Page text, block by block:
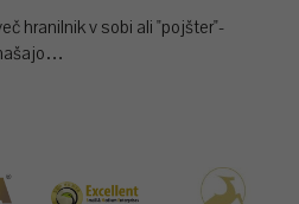
hranilnik v sobi ali "pojšter"-